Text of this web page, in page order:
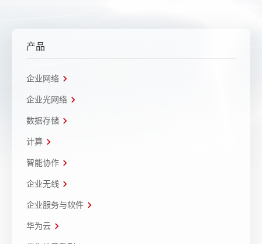
产品
企业网络
企业光网络
数据存储
计算
智能协作
企业无线
企业服务与软件
华为云